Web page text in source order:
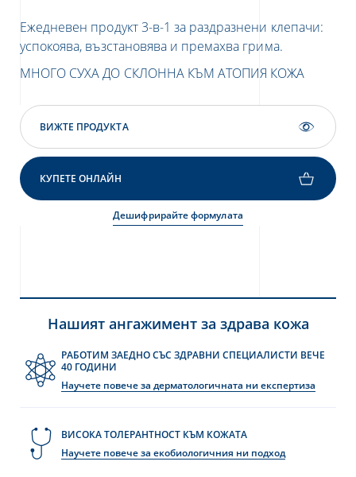
Ежедневен продукт 3-в-1 за раздразнени клепачи:
успокоява, възстановява и премахва грима.
МНОГО СУХА ДО СКЛОННА КЪМ АТОПИЯ КОЖА
ВИЖТЕ ПРОДУКТА
КУПЕТЕ ОНЛАЙН
Дешифрирайте формулата
Нашият ангажимент за здрава кожа
РАБОТИМ ЗАЕДНО СЪС ЗДРАВНИ СПЕЦИАЛИСТИ ВЕЧЕ
40 ГОДИНИ
Научете повече за дерматологичната ни експертиза
ВИСОКА ТОЛЕРАНТНОСТ КЪМ КОЖАТА
Научете повече за екобиологичния ни подход